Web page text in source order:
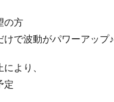
の方
けで波動がパワーアップ♪
より、
定